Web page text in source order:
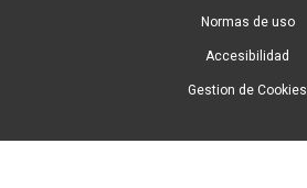
Normas de uso
Accesibilidad
Gestion de Cookies